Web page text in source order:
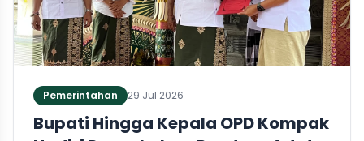
Pemerintahan 29 Jul 2026
Bupati Hingga Kepala OPD Kompak